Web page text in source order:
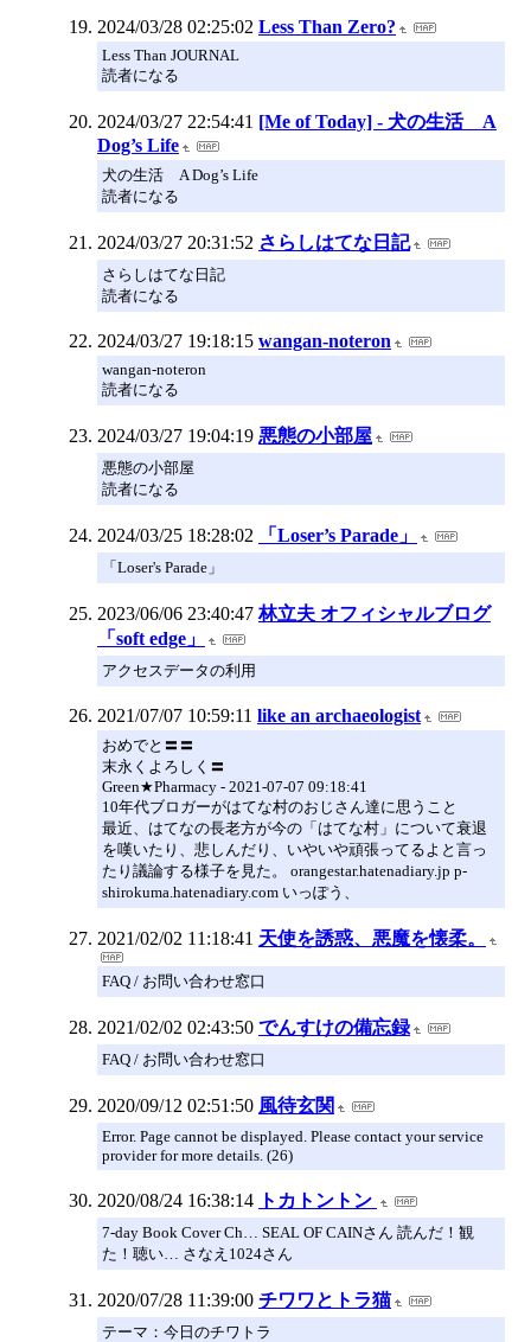
2024/03/28 02:25:02 Less Than Zero?
Less Than JOURNAL
読者になる
2024/03/27 22:54:41 [Me of Today] - 犬の生活 A
Dog’s Life
犬の生活 A Dog’s Life
読者になる
2024/03/27 20:31:52 さらしはてな日記
さらしはてな日記
読者になる
2024/03/27 19:18:15 wangan-noteron
wangan-noteron
読者になる
2024/03/27 19:04:19 悪態の小部屋
悪態の小部屋
読者になる
2024/03/25 18:28:02 「Loser’s Parade」
「Loser's Parade」
2023/06/06 23:40:47 林立夫 オフィシャルブログ
「soft edge」
アクセスデータの利用
2021/07/07 10:59:11 like an archaeologist
おめでと〓〓
末永くよろしく〓
Green★Pharmacy - 2021-07-07 09:18:41
10年代ブロガーがはてな村のおじさん達に思うこと
最近、はてなの長老方が今の「はてな村」について衰退
を嘆いたり、悲しんだり、いやいや頑張ってるよと言っ
たり議論する様子を見た。 orangestar.hatenadiary.jp p-
shirokuma.hatenadiary.com いっぽう、
2021/02/02 11:18:41 天使を誘惑、悪魔を懐柔。
FAQ / お問い合わせ窓口
2021/02/02 02:43:50 でんすけの備忘録
FAQ / お問い合わせ窓口
2020/09/12 02:51:50 風待玄関
Error. Page cannot be displayed. Please contact your service
provider for more details. (26)
2020/08/24 16:38:14 トカトントン
7-day Book Cover Ch… SEAL OF CAINさん 読んだ！観
た！聴い… さなえ1024さん
2020/07/28 11:39:00 チワワとトラ猫
テーマ：今日のチワトラ